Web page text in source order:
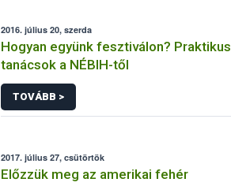
2016. július 20, szerda
Hogyan együnk fesztiválon? Praktikus
tanácsok a NÉBIH-től
TOVÁBB >
2017. július 27, csütörtök
Előzzük meg az amerikai fehér